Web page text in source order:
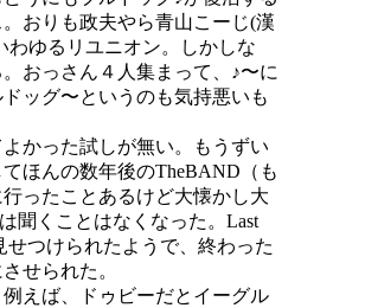
おりも政夫やら青山こーじ(漢
わゆるリユニオン。しかしな
おっさん４人集まって、♪〜に
ッグ〜というのも気持悪いも
かった試しが無い。もうずい
ほんの数年後のTheBAND（も
ったことあるけど大懐かし大
聞くことはなくなった。Last
せつけられたようで、終わった
せられた。
えば、ドゥビーだとイーグル